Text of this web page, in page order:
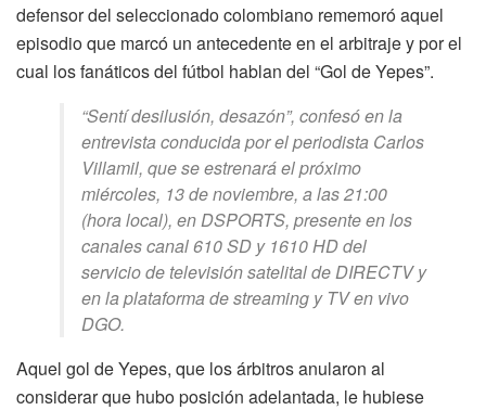
defensor del seleccionado colombiano rememoró aquel
episodio que marcó un antecedente en el arbitraje y por el
cual los fanáticos del fútbol hablan del “Gol de Yepes”.
“Sentí desilusión, desazón”, confesó en la
entrevista conducida por el periodista Carlos
Villamil, que se estrenará el próximo
miércoles, 13 de noviembre, a las 21:00
(hora local), en DSPORTS, presente en los
canales canal 610 SD y 1610 HD del
servicio de televisión satelital de DIRECTV y
en la plataforma de streaming y TV en vivo
DGO.
Aquel gol de Yepes, que los árbitros anularon al
considerar que hubo posición adelantada, le hubiese